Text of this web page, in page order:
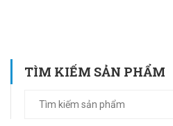
TÌM KIẾM SẢN PHẨM